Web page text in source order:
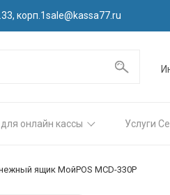
корп.1sale@kassa77.ru
онлайн кассы Услуги
ящик МойPOS MCD-330Р